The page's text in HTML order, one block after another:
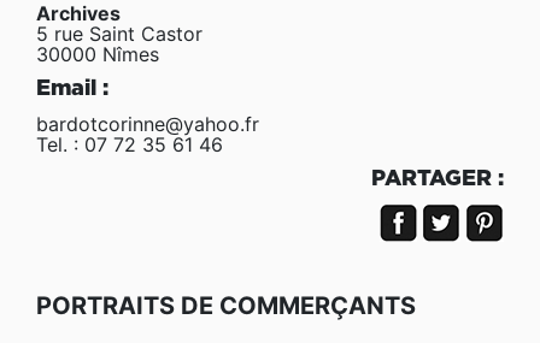
Archives
5 rue Saint Castor
30000 Nîmes
Email :
bardotcorinne@yahoo.fr
Tel. : 07 72 35 61 46
PARTAGER :
PORTRAITS DE COMMERÇANTS